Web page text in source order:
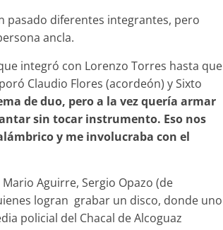
pasado diferentes integrantes, pero
ancla.
integró con Lorenzo Torres hasta que
Claudio Flores (acordeón) y Sixto
de duo, pero a la vez quería armar
sin tocar instrumento. Eso nos
y me involucraba con el
Aguirre, Sergio Opazo (de
logran grabar un disco, donde uno
policial del Chacal de Alcoguaz